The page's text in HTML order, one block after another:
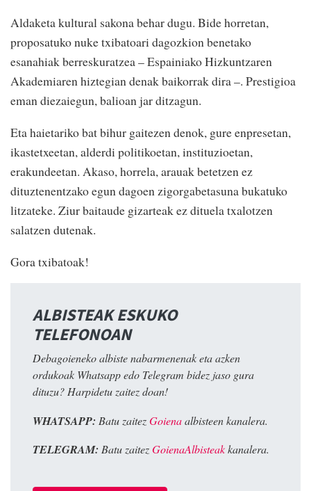
Aldaketa kultural sakona behar dugu. Bide horretan,
proposatuko nuke txibatoari dagozkion benetako
esanahiak berreskuratzea – Espainiako Hizkuntzaren
Akademiaren hiztegian denak baikorrak dira –. Prestigioa
eman diezaiegun, balioan jar ditzagun.
Eta haietariko bat bihur gaitezen denok, gure enpresetan,
ikastetxeetan, alderdi politikoetan, instituzioetan,
erakundeetan. Akaso, horrela, arauak betetzen ez
dituztenentzako egun dagoen zigorgabetasuna bukatuko
litzateke. Ziur baitaude gizarteak ez dituela txalotzen
salatzen dutenak.
Gora txibatoak!
ALBISTEAK ESKUKO
TELEFONOAN
Debagoieneko albiste nabarmenenak eta azken
ordukoak Whatsapp edo Telegram bidez jaso gura
dituzu? Harpidetu zaitez doan!
WHATSAPP: Batu zaitezGoienaalbisteen kanalera.
TELEGRAM: Batu zaitezGoienaAlbisteakkanalera.